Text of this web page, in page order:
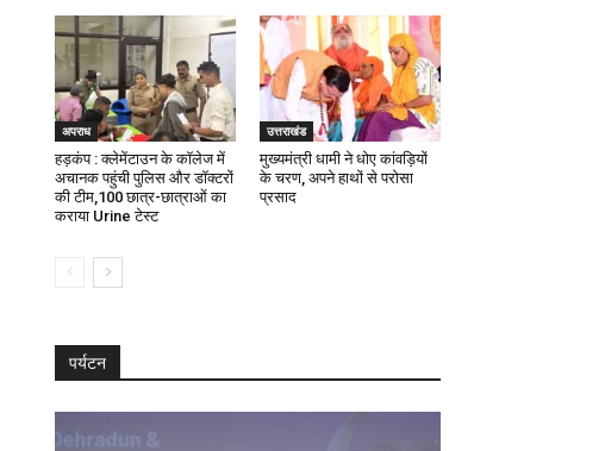
अपराध
हड़कंप : क्लेमेंटाउन के कॉलेज में
अचानक पहुंची पुलिस और डॉक्टरों
की टीम,100 छात्र-छात्राओं का
कराया Urine टेस्ट
उत्तराखंड
मुख्यमंत्री धामी ने धोए कांवड़ियों
के चरण, अपने हाथों से परोसा
प्रसाद
पर्यटन